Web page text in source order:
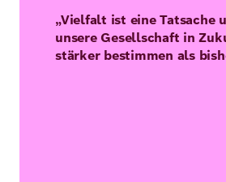
„Vielfalt ist eine Tatsache
unsere Gesellschaft in
stärker bestimmen als